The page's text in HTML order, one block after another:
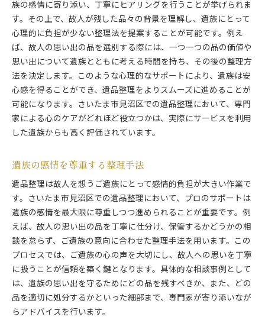
族の感情に寄り添い、丁寧にヒアリングを行うことが挙げられま
す。その上で、故人が残した品々の背景を理解し、遺族にとって
心理的に負担が少ない整理法を提案することが可能です。例え
ば、故人の思い出の品を選別する際には、一つ一つの品の価値や
思い出について遺族とともに考える時間を持ち、その後の整理方
法を決定します。このような心理的なサポートにより、遺族は安
心感を得ることができ、遺品整理をよりスムーズに進めることが
可能になります。さいたま市見沼区での遺品整理において、専門
家による心のケアがどれほど役立つかは、実際にサービスを利用
した遺族からも高く評価されています。
遺族の感情を尊重する整理手法
遺品整理は故人を想うご遺族にとって感情的負担が大きい作業で
す。さいたま市見沼区での遺品整理において、プロのサポートは
遺族の感情を最大限に尊重しつつ進められることが重要です。例
えば、故人の思い出の品を丁寧に仕分け、保管するかどうかの相
談を怠らず、ご遺族の意向に合わせた整理手法を用います。この
プロセスでは、ご遺族の心の声を大切にし、故人への思いを丁寧
に扱うことが信頼を築く鍵となります。具体的な相談事例として
は、遺族の思い出を守るためにどの品を残すべきか、また、どの
品を適切に処分するかといった細部まで、専門家が寄り添いなが
らアドバイスを行います。